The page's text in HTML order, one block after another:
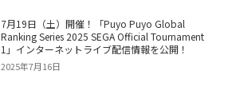
7月19日（土）開催！「Puyo Puyo Global
Ranking Series 2025 SEGA Official Tournament
1」インターネットライブ配信情報を公開！
2025年7月16日